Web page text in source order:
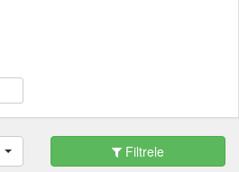
Filtrele